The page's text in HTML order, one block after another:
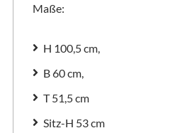
Maße:
H 100,5 cm,
B 60 cm,
T 51,5 cm
Sitz-H 53 cm